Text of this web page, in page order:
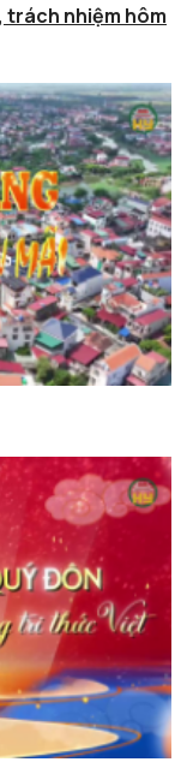
trách nhiệm hôm